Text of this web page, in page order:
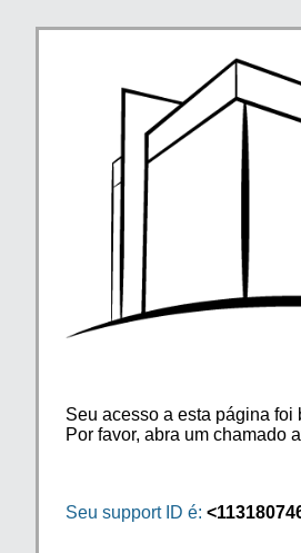
Seu acesso a esta página
Por favor, abra um chamado
Seu support ID é: